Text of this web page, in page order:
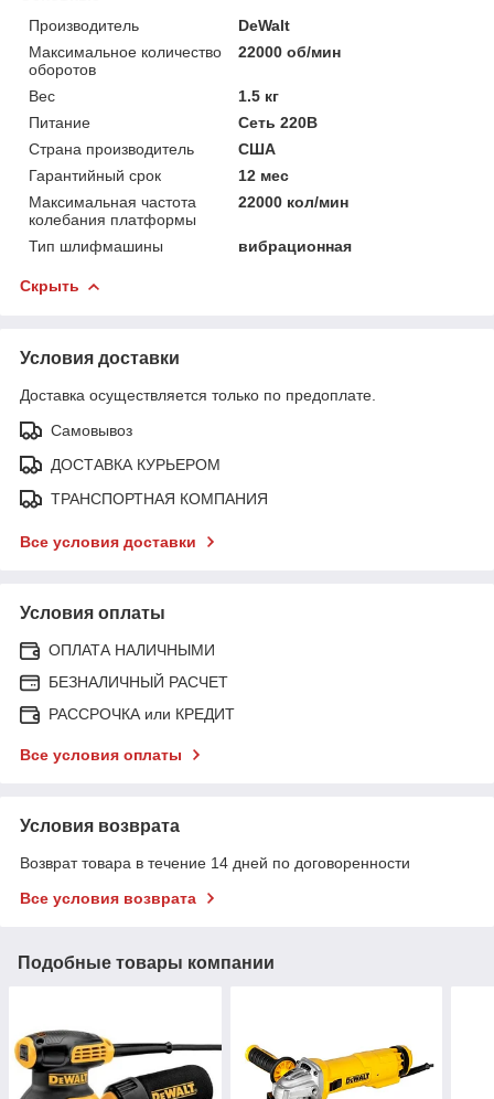
Производитель
DeWalt
Максимальное количество
оборотов
22000 об/мин
Вес
1.5 кг
Питание
Сеть 220В
Страна производитель
США
Гарантийный срок
12 мес
Максимальная частота
колебания платформы
22000 кол/мин
Тип шлифмашины вибрационная
Скрыть
Условия доставки
Доставка осуществляется только по предоплате.
Самовывоз
ДОСТАВКА КУРЬЕРОМ
ТРАНСПОРТНАЯ КОМПАНИЯ
Все условия доставки
Условия оплаты
ОПЛАТА НАЛИЧНЫМИ
БЕЗНАЛИЧНЫЙ РАСЧЕТ
РАССРОЧКА или КРЕДИТ
Все условия оплаты
Условия возврата
Возврат товара в течение 14 дней по договоренности
Все условия возврата
Подобные товары компании